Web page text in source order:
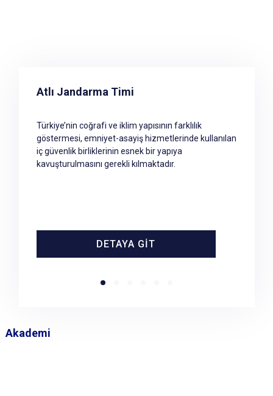
Olay Yeri İnceleme Timleri
Jandarma birimlerinin olayı haber aldığı andan
itibaren başlayıp, olaya müdahale edilmesi,
bulguların toplanması, gerekli kayıtların tutularak
elde edilen bulguların ve kayıtların soruşturma
DETAYA GİT
Atlı Jandarma Timi
Türkiye’nin coğrafi ve iklim yapısının farklılık
göstermesi, emniyet-asayiş hizmetlerinde kullanılan
iç güvenlik birliklerinin esnek bir yapıya
kavuşturulmasını gerekli kılmaktadır.
DETAYA GİT
Akademi